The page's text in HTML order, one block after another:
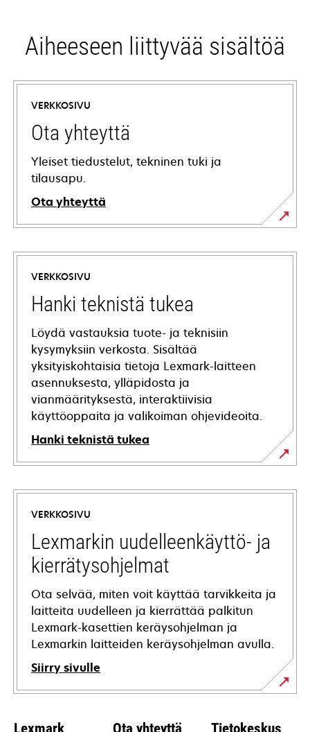
Aiheeseen liittyvää sisältöä
VERKKOSIVU
Ota yhteyttä
Yleiset tiedustelut, tekninen tuki ja
tilausapu.
Ota yhteyttä
VERKKOSIVU
Hanki teknistä tukea
Löydä vastauksia tuote- ja teknisiin
kysymyksiin verkosta. Sisältää
yksityiskohtaisia tietoja Lexmark-laitteen
asennuksesta, ylläpidosta ja
vianmäärityksestä, interaktiivisia
käyttöoppaita ja valikoiman ohjevideoita.
Hanki teknistä tukea
opens
in
new
tab
VERKKOSIVU
Lexmarkin uudelleenkäyttö- ja
kierrätysohjelmat
Ota selvää, miten voit käyttää tarvikkeita ja
laitteita uudelleen ja kierrättää palkitun
Lexmark-kasettien keräysohjelman ja
Lexmarkin laitteiden keräysohjelman avulla.
Siirry sivulle
Lexmark Ota yhteyttä Tietokeskus